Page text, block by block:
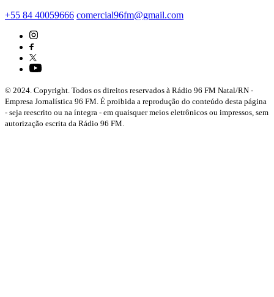
+55 84 40059666 comercial96fm@gmail.com
© 2024. Copyright. Todos os direitos reservados à Rádio 96 FM Natal/RN -
Empresa Jornalística 96 FM. É proibida a reprodução do conteúdo desta página
- seja reescrito ou na íntegra - em quaisquer meios eletrônicos ou impressos, sem
autorização escrita da Rádio 96 FM.